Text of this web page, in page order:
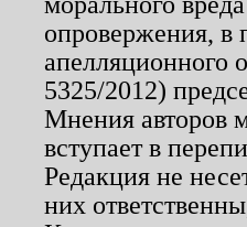
опровержения, в
апелляционного
5325/2012)
Мнения авторов
вступает в
Редакция не
них